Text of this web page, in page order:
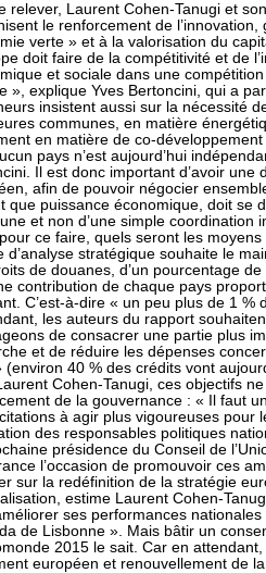
relever, Laurent Cohen-Tanugi et
le renforcement de
verte » et à la valorisation du
doit faire de la compétitivité et de
et sociale dans une
», explique Yves Bertoncini, qui a
insistent aussi sur la nécessité
communes, en matière
en matière de co-
pays n’est aujourd’hui
Il est donc important d’avoir
afin de pouvoir négocier
que puissance économique, doit se
et non d’une simple coordination
ce faire, quels seront les moyens
d’analyse stratégique souhaite le
de douanes, d’un pourcentage
contribution de chaque pays
C’est-à-dire « un peu plus de 1
les auteurs du rapport
de consacrer une partie plus
et de réduire les dépenses
(environ 40 % des crédits vont
Cohen-Tanugi, ces objectifs
de la gouvernance : « Il faut
à agir plus vigoureuses pour
des responsables politiques
présidence du Conseil de
l’occasion de promouvoir ces
sur la redéfinition de la stratégie
estime Laurent Cohen-
ses performances
de Lisbonne ». Mais bâtir un
2015 le sait. Car en
européen et renouvellement de